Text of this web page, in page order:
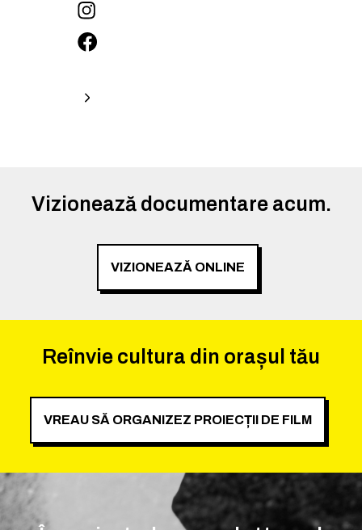
Vizionează documentare acum.
VIZIONEAZĂ ONLINE
Reînvie cultura din orașul tău
VREAU SĂ ORGANIZEZ PROIECȚII DE FILM